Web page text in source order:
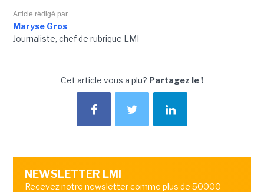
Article rédigé par
Maryse Gros
Journaliste, chef de rubrique LMI
Cet article vous a plu? Partagez le !
NEWSLETTER LMI
Recevez notre newsletter comme plus de 50000